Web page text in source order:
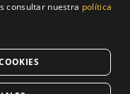
consultar nuestra política